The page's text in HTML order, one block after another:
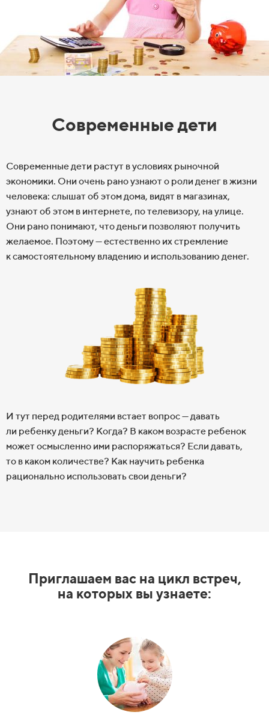
Современные дети
Современные дети растут вусловиях рыночной
экономики. Они очень рано узнают о роли денег вжизни
человека: слышат об этом дома, видят в магазинах,
узнают об этом в интернете, потелевизору, наулице.
Они рано понимают, что деньги позволяют получить
желаемое. Поэтому— естественно ихстремление
ксамостоятельному владению и использованию денег.
И тут перед родителями встает вопрос— давать
ли ребенку деньги? Когда? В каком возрасте ребенок
может осмысленно ими распоряжаться? Если давать,
то в каком количестве? Как научить ребенка
рационально использовать свои деньги?
Приглашаем вас на цикл встреч,
на которых вы узнаете: